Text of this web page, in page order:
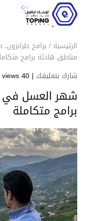
الرئيسية / برامج طرابزون،
مناطق هادئة برامج
شارك بتعليقك |
40 views
شهر العسل في
برامج متكاملة